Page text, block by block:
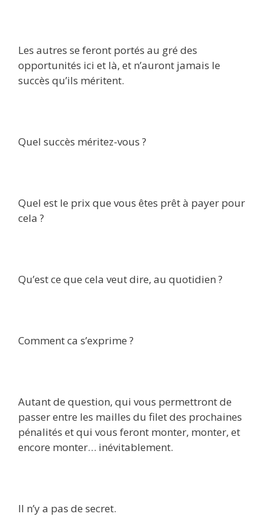
Les autres se feront portés au gré des
opportunités ici et là, et n’auront jamais le
succès qu’ils méritent.
Quel succès méritez-vous ?
Quel est le prix que vous êtes prêt à payer pour
cela ?
Qu’est ce que cela veut dire, au quotidien ?
Comment ca s’exprime ?
Autant de question, qui vous permettront de
passer entre les mailles du filet des prochaines
pénalités et qui vous feront monter, monter, et
encore monter… inévitablement.
Il n’y a pas de secret.